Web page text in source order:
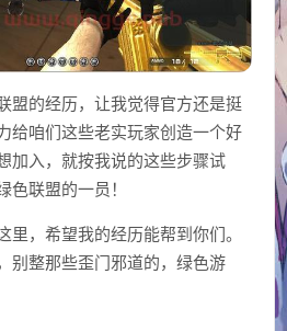
盟的经历，让我觉得官方还是挺
给咱们这些老实玩家创造一个好
加入，就按我说的这些步骤试
联盟的一员！
里，希望我的经历能帮到你们。
别整那些歪门邪道的，绿色游